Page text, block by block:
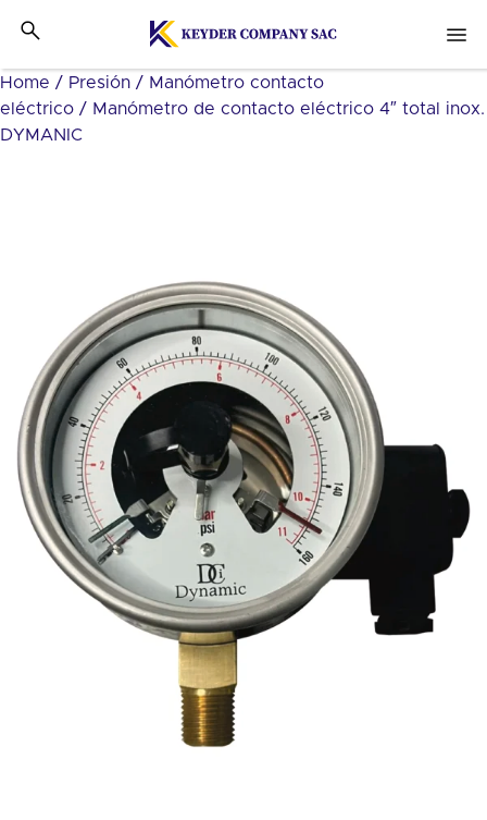
Home / Presión / Manómetro contacto
eléctrico / Manómetro de contacto eléctrico 4″ total inox.
DYMANIC